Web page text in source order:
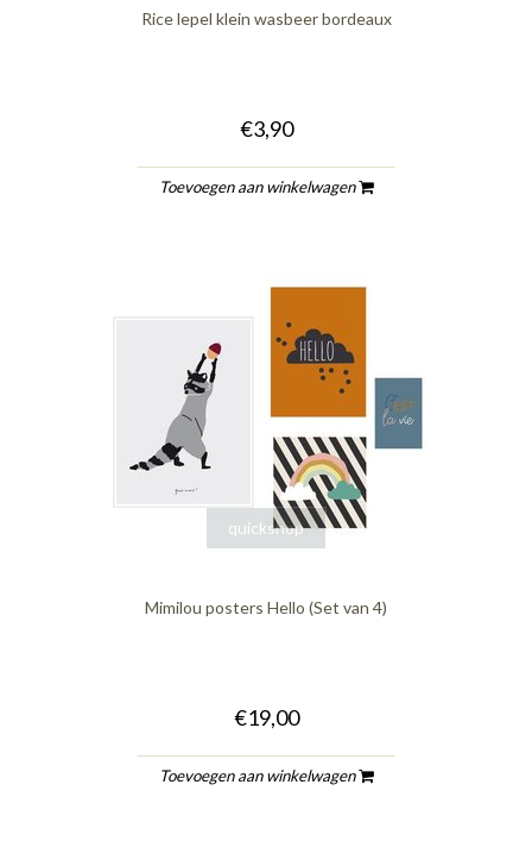
Rice lepel klein wasbeer bordeaux
€3,90
Toevoegen aan winkelwagen
quickshop
Mimilou posters Hello (Set van 4)
€19,00
Toevoegen aan winkelwagen